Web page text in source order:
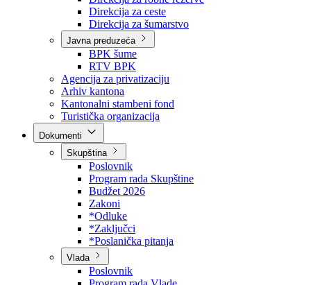
Kantonalna uprava civilne zaštite
Direkcije
Direkcija za robne rezerve
Direkcija za ceste
Direkcija za šumarstvo
Javna preduzeća
BPK šume
RTV BPK
Agencija za privatizaciju
Arhiv kantona
Kantonalni stambeni fond
Turistička organizacija
Skupština
Poslovnik
Program rada Skupštine
Budžet 2026
Zakoni
*Odluke
*Zaključci
*Poslanička pitanja